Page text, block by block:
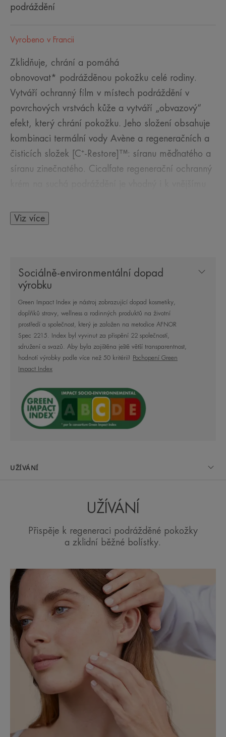
podráždění
Vyrobeno v Francii
Zklidňuje, chrání a pomáhá
obnovovat* podrážděnou pokožku celé rodiny.
Vytváří ochranný film v místech podráždění v
povrchových vrstvách kůže a vytváří „obvazový“
efekt, který chrání pokožku. Jeho složení obsahuje
kombinaci termální vody Avène a regeneračních a
čisticích složek [C⁺-Restore]™: síranu měďnatého a
síranu zinečnatého. Cicalfate regenerační ochranný
Jedinečné složení obsahuje [C⁺-
Restore]™, první postbiotickou
účinnou látku získanou z termální
vody Avène, která urychluje
během 48 hodin**. Zajišťuje čtyřikrát účinnější
získávanému z termální vody Avène.
Benefity
• OBNOVUJE podrážděnou pokožku. [C⁺-
látka získaná z termální pramenité vody Avène,
která podporuje obnovu povrchové vrstvy kůže.
• ČISTÍ podrážděná místa. Sírany mědi a zinku
snižují riziko množení bakterií.
• ZKLIDŇUJE nepříjemný pocit. Regenerační
ochranný krém Cicalfate+, bohatý na termální vodu
Avène, se doporučuje pro zklidnění citlivé pleti, při
začervenání a podráždění.
TEXTURA
Viz více
Sociálně-environmentální dopad
výrobku
Green Impact Index je nástroj zobrazující dopad kosmetiky,
doplňků stravy, wellness a rodinných produktů na životní
prostředí a společnost, který je založen na metodice AFNOR
Spec 2215. Index byl vyvinut za přispění 22 společností,
sdružení a svazů. Aby byla zajištěna ještě větší transparentnost,
hodnotí výrobky podle více než 50 kritérií!
Pochopení Green
Impact Index
UŽÍVÁNÍ
UŽÍVÁNÍ
Přispěje k regeneraci podrážděné pokožky
a zklidní běžné bolístky.